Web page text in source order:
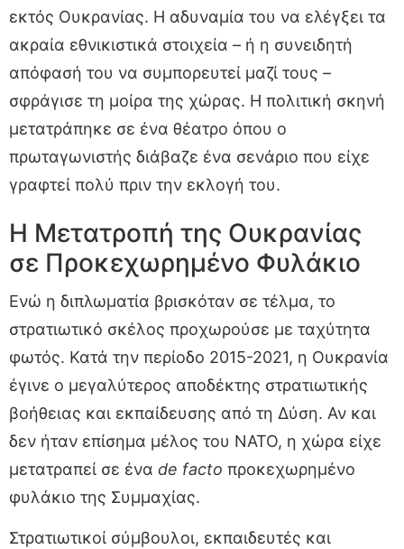
εκτός Ουκρανίας. Η αδυναμία του να ελέγξει τα
ακραία εθνικιστικά στοιχεία – ή η συνειδητή
απόφασή του να συμπορευτεί μαζί τους –
σφράγισε τη μοίρα της χώρας. Η πολιτική σκηνή
μετατράπηκε σε ένα θέατρο όπου ο
πρωταγωνιστής διάβαζε ένα σενάριο που είχε
γραφτεί πολύ πριν την εκλογή του.
Η Μετατροπή της Ουκρανίας
σε Προκεχωρημένο Φυλάκιο
Ενώ η διπλωματία βρισκόταν σε τέλμα, το
στρατιωτικό σκέλος προχωρούσε με ταχύτητα
φωτός. Κατά την περίοδο 2015-2021, η Ουκρανία
έγινε ο μεγαλύτερος αποδέκτης στρατιωτικής
βοήθειας και εκπαίδευσης από τη Δύση. Αν και
δεν ήταν επίσημα μέλος του ΝΑΤΟ, η χώρα είχε
μετατραπεί σε ένα de facto προκεχωρημένο
φυλάκιο της Συμμαχίας.
Στρατιωτικοί σύμβουλοι, εκπαιδευτές και